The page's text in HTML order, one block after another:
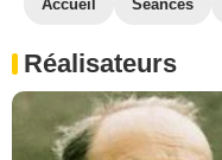
Accueil Séances
Réalisateurs